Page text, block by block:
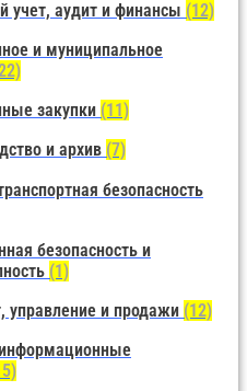
учет, аудит и финансы (12)
и муниципальное
закупки (11)
и архив (7)
безопасность
безопасность и
(1)
и продажи (12)